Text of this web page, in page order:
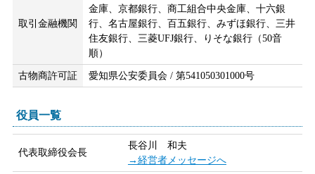
取引金融機関
金庫、京都銀行、商工組合中央金庫、十六銀
行、名古屋銀行、百五銀行、みずほ銀行、三井
住友銀行、三菱UFJ銀行、りそな銀行（50音
順）
古物商許可証 愛知県公安委員会 / 第541050301000号
役員一覧
代表取締役会長
長谷川 和夫
→経営者メッセージへ